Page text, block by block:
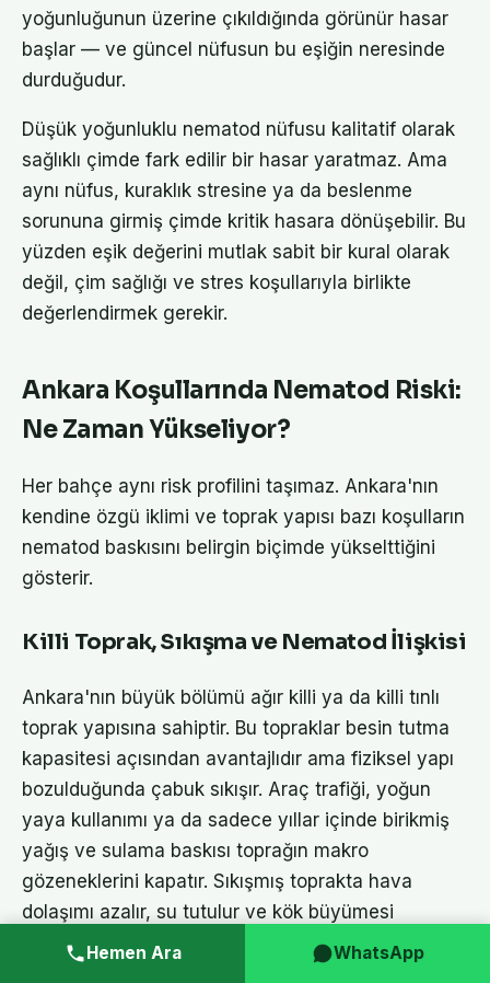
yoğunluğunun üzerine çıkıldığında görünür hasar
başlar — ve güncel nüfusun bu eşiğin neresinde
durduğudur.
Düşük yoğunluklu nematod nüfusu kalitatif olarak
sağlıklı çimde fark edilir bir hasar yaratmaz. Ama
aynı nüfus, kuraklık stresine ya da beslenme
sorununa girmiş çimde kritik hasara dönüşebilir. Bu
yüzden eşik değerini mutlak sabit bir kural olarak
değil, çim sağlığı ve stres koşullarıyla birlikte
değerlendirmek gerekir.
Ankara Koşullarında Nematod Riski:
Ne Zaman Yükseliyor?
Her bahçe aynı risk profilini taşımaz. Ankara'nın
kendine özgü iklimi ve toprak yapısı bazı koşulların
nematod baskısını belirgin biçimde yükselttiğini
gösterir.
Killi Toprak, Sıkışma ve Nematod İlişkisi
Ankara'nın büyük bölümü ağır killi ya da killi tınlı
toprak yapısına sahiptir. Bu topraklar besin tutma
kapasitesi açısından avantajlıdır ama fiziksel yapı
bozulduğunda çabuk sıkışır. Araç trafiği, yoğun
yaya kullanımı ya da sadece yıllar içinde birikmiş
yağış ve sulama baskısı toprağın makro
gözeneklerini kapatır. Sıkışmış toprakta hava
dolaşımı azalır, su tutulur ve kök büyümesi
mekanik olarak engellenir.
Hemen Ara WhatsApp